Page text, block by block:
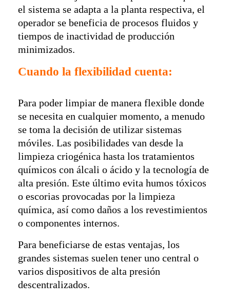
el sistema se adapta a la planta respectiva, el
operador se beneficia de procesos fluidos y
tiempos de inactividad de producción
minimizados.
Cuando la flexibilidad cuenta:
Para poder limpiar de manera flexible donde
se necesita en cualquier momento, a menudo
se toma la decisión de utilizar sistemas
móviles. Las posibilidades van desde la
limpieza criogénica hasta los tratamientos
químicos con álcali o ácido y la tecnología de
alta presión. Este último evita humos tóxicos
o escorias provocadas por la limpieza
química, así como daños a los revestimientos
o componentes internos.
Para beneficiarse de estas ventajas, los
grandes sistemas suelen tener uno central o
varios dispositivos de alta presión
descentralizados.